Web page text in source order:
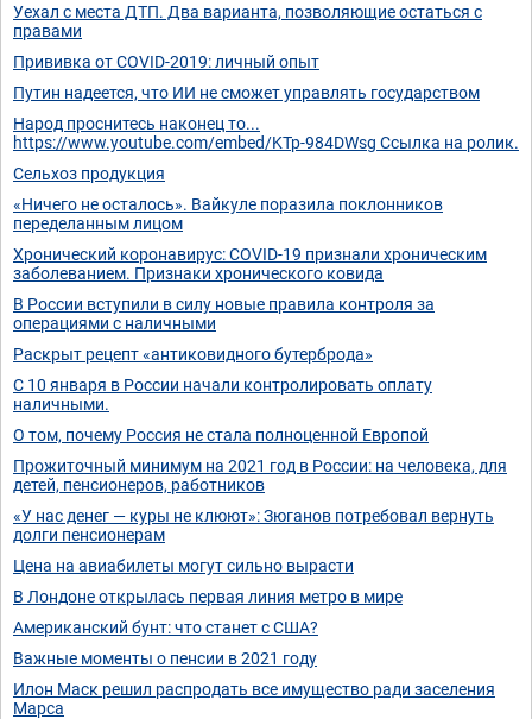
Уехал с места ДТП. Два варианта, позволяющие остаться с
правами
Прививка от COVID-2019: личный опыт
Путин надеется, что ИИ не сможет управлять государством
Народ проснитесь наконец то...
https://www.youtube.com/embed/KTp-984DWsg Ссылка на ролик.
Сельхоз продукция
«Ничего не осталось». Вайкуле поразила поклонников
переделанным лицом
Хронический коронавирус: COVID-19 признали хроническим
заболеванием. Признаки хронического ковида
В России вступили в силу новые правила контроля за
операциями с наличными
Раскрыт рецепт «антиковидного бутерброда»
С 10 января в России начали контролировать оплату
наличными.
О том, почему Россия не стала полноценной Европой
Прожиточный минимум на 2021 год в России: на человека, для
детей, пенсионеров, работников
«У нас денег — куры не клюют»: Зюганов потребовал вернуть
долги пенсионерам
Цена на авиабилеты могут сильно вырасти
В Лондоне открылась первая линия метро в мире
Американский бунт: что станет с США?
Важные моменты о пенсии в 2021 году
Илон Маск решил распродать все имущество ради заселения
Марса